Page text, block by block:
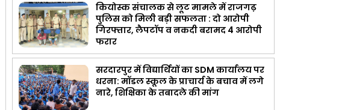
कियोस्क संचालक से लूट मामले में राजगढ़
पुलिस को मिली बड़ी सफलता : दो आरोपी
गिरफ्तार, लैपटॉप व नकदी बरामद 4 आरोपी
फरार
सरदारपुर में विद्यार्थियों का SDM कार्यालय पर
धरना: मॉडल स्कूल के प्राचार्य के बचाव में लगे
नारे, शिक्षिका के तबादले की मांग